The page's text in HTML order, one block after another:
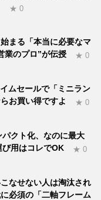
★ 0
まる「本当に必要なマ
業のプロ”が伝授
★ 0
ムセールで「ミニラン
お買い得ですよ
★ 0
クト化、なのに最大
用はコレでOK
★ 0
なせない人は淘汰され
必須の「二軸フレーム